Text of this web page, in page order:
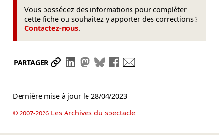
Vous possédez des informations pour compléter
cette fiche ou souhaitez y apporter des corrections ?
Contactez-nous.
PARTAGER Partager le lien
Partager sur LinkedIn
Partager sur Mastodon
Partager sur Bluesky
Partager sur Facebook
Dernière mise à jour le 28/04/2023
© 2007-2026Les Archives du spectacle